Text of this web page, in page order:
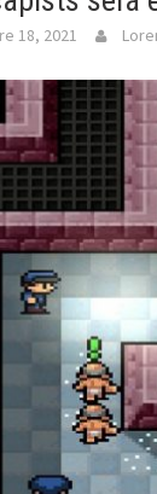
18, 2021